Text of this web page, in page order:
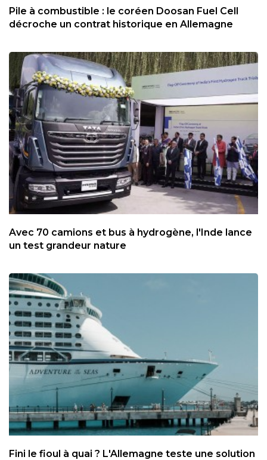
Pile à combustible : le coréen Doosan Fuel Cell
décroche un contrat historique en Allemagne
Avec 70 camions et bus à hydrogène, l'Inde lance
un test grandeur nature
Fini le fioul à quai ? L'Allemagne teste une solution